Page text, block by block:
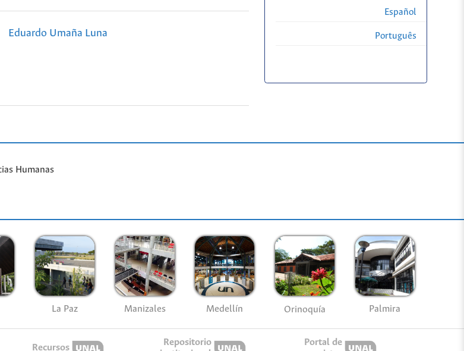
Eduardo Umaña Luna
Español
Português
Humanas
La Paz Manizales Medellín Orinoquía Palmira
Recursos
Repositorio
Portal de